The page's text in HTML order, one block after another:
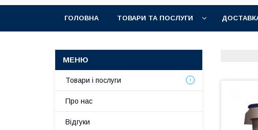
ГОЛОВНА ТОВАРИ ТА ПОСЛУГИ
Товари і послуги
Про нас
Відгуки